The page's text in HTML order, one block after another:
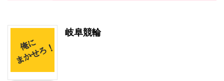
岐阜競輪